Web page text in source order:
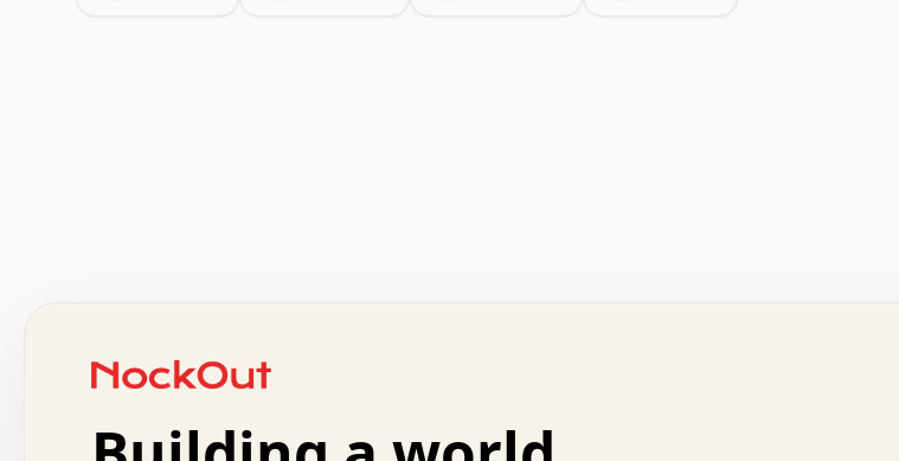
.   +   .   .   o   .   .   .   .   .   .   :   .   .   .   x   .   .   .   .   .   .
.   .   .   o   .   .   .   .   .   .   .   .   x   .   .   .   o   .   .   .   .   .   .
.   .   .   .   +   .   .   .   .   .   .   .   +   .   .   .   .   .   .   .   +   .